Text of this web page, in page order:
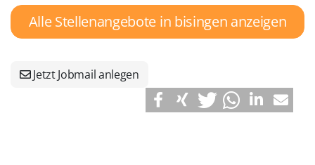
Alle Stellenangebote in bisingen anzeigen
Jetzt Jobmail anlegen